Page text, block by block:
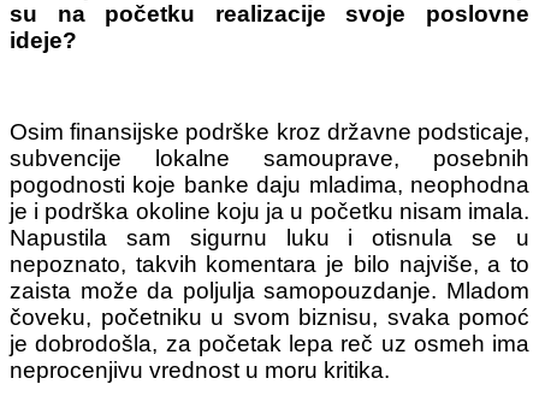
su na početku realizacije svoje poslovne
ideje?
Osim finansijske podrške kroz državne podsticaje,
subvencije lokalne samouprave, posebnih
pogodnosti koje banke daju mladima, neophodna
je i podrška okoline koju ja u početku nisam imala.
Napustila sam sigurnu luku i otisnula se u
nepoznato, takvih komentara je bilo najviše, a to
zaista može da poljulja samopouzdanje. Mladom
čoveku, početniku u svom biznisu, svaka pomoć
je dobrodošla, za početak lepa reč uz osmeh ima
neprocenjivu vrednost u moru kritika.